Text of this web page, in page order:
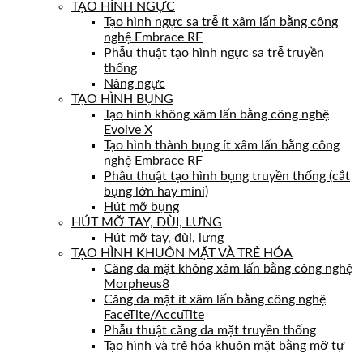
TẠO HÌNH NGỰC
Tạo hình ngực sa trễ ít xâm lấn bằng công
nghệ Embrace RF
Phẫu thuật tạo hình ngực sa trễ truyền
thống
Nâng ngực
TẠO HÌNH BỤNG
Tạo hình không xâm lấn bằng công nghệ
Evolve X
Tạo hình thành bụng ít xâm lấn bằng công
nghệ Embrace RF
Phẫu thuật tạo hình bụng truyền thống (cắt
bụng lớn hay mini)
Hút mỡ bụng
HÚT MỠ TAY, ĐÙI, LƯNG
Hút mỡ tay, đùi, lưng
TẠO HÌNH KHUÔN MẶT VÀ TRẺ HÓA
Căng da mặt không xâm lấn bằng công nghệ
Morpheus8
Căng da mặt ít xâm lấn bằng công nghệ
FaceTite/AccuTite
Phẫu thuật căng da mặt truyền thống
Tạo hình và trẻ hóa khuôn mặt bằng mỡ tự